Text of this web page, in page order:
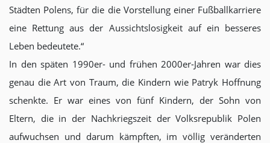
Städten Polens, für die die Vorstellung einer Fußballkarriere
eine Rettung aus der Aussichtslosigkeit auf ein besseres
Leben bedeutete.“
In den späten 1990er- und frühen 2000er-Jahren war dies
genau die Art von Traum, die Kindern wie Patryk Hoffnung
schenkte. Er war eines von fünf Kindern, der Sohn von
Eltern, die in der Nachkriegszeit der Volksrepublik Polen
aufwuchsen und darum kämpften, im völlig veränderten